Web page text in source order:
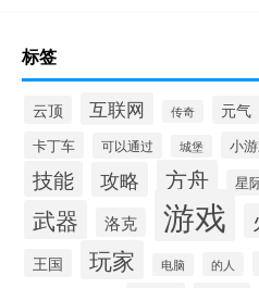
标签
云顶 互联网 传奇 元气
卡丁车
可以通过 城堡 小
技能 攻略 方舟 星
武器 洛克 游戏
王国 玩家 电脑 的人